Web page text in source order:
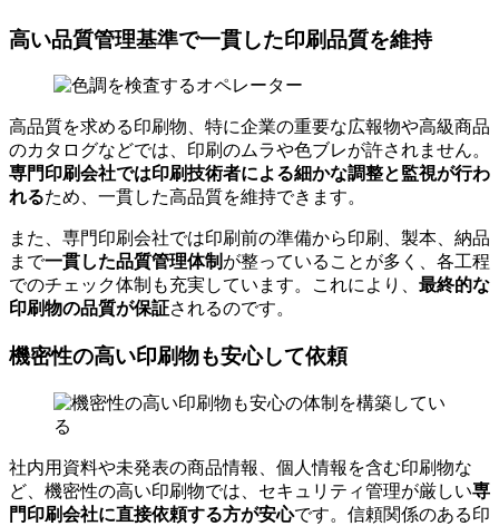
高い品質管理基準で一貫した印刷品質を維持
高品質を求める印刷物、特に企業の重要な広報物や高級商品
のカタログなどでは、印刷のムラや色ブレが許されません。
専門印刷会社では印刷技術者による細かな調整と監視が行わ
れるため、一貫した高品質を維持できます。
また、専門印刷会社では印刷前の準備から印刷、製本、納品
まで一貫した品質管理体制 が整っていることが多く、各工程
でのチェック体制も充実しています。これにより、 最終的な
印刷物の品質が保証されるのです。
機密性の高い印刷物も安心して依頼
社内用資料や未発表の商品情報、個人情報を含む印刷物な
ど、機密性の高い印刷物では、セキュリティ管理が厳しい専
門印刷会社に直接依頼する方が安心です。信頼関係のある印